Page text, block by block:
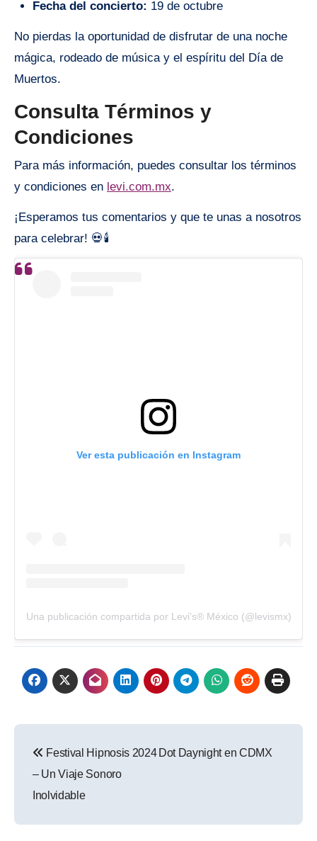
Fecha del concierto: 19 de octubre
No pierdas la oportunidad de disfrutar de una noche
mágica, rodeado de música y el espíritu del Día de
Muertos.
Consulta Términos y
Condiciones
Para más información, puedes consultar los términos
y condiciones en levi.com.mx.
¡Esperamos tus comentarios y que te unas a nosotros
para celebrar! 💀🕯️
Ver esta publicación en Instagram
Una publicación compartida por Levi's® México (@levismx)
entradas
Festival Hipnosis 2024
– Un Viaje Sonoro
Inolvidable
Dot Daynight en CDMX